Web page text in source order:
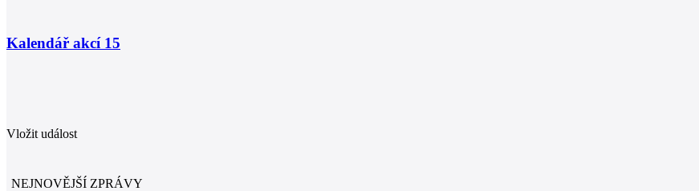
Kalendář akcí 15
Vložit událost
NEJNOVĚJŠÍ ZPRÁVY